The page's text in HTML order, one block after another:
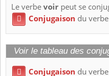
Le verbevoir peut se
 Conjugaison du verbe
Voir le tableau des
 Conjugaison du verbe